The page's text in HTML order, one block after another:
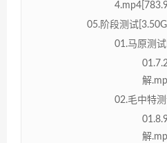
05.阶段测试[3.50G]
01.马原测试
解
02.毛中特
解